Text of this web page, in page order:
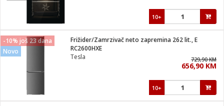
10+
-10% još 23 dana
Novo
Frižider/Zamrzivač neto zapremina 262 lit., E
RC2600HXE
Tesla
729,90 KM
656,90 KM
10+